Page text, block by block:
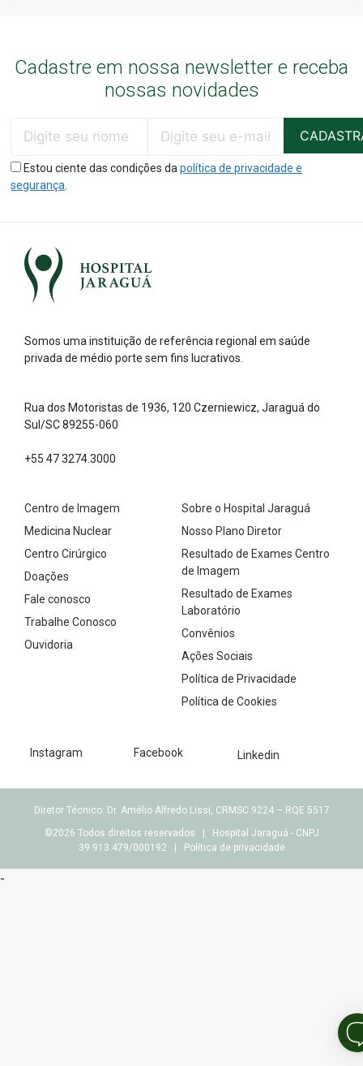
Cadastre em nossa newsletter e receba
nossas novidades
Estou ciente das condições dapolítica de privacidade e
segurança.
Somos uma instituição de referência regional em saúde
privada de médio porte sem fins lucrativos.
Rua dos Motoristas de 1936, 120 Czerniewicz, Jaraguá do
Sul/SC 89255-060
+55 47 3274.3000
Centro de Imagem
Medicina Nuclear
Centro Cirúrgico
Doações
Fale conosco
Trabalhe Conosco
Ouvidoria
Sobre o Hospital Jaraguá
Nosso Plano Diretor
Resultado de Exames Centro
de Imagem
Resultado de Exames
Laboratório
Convênios
Ações Sociais
Política de Privacidade
Política de Cookies
Instagram Facebook Linkedin
Diretor Técnico: Dr. Amélio Alfredo Lissi, CRMSC 9224 – RQE 5517
©2026 Todos direitos reservados | Hospital Jaraguá - CNPJ
39.913.479/000192 |
Política de privacidade
-